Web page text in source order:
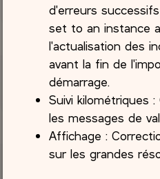
d'erreurs
set to an instance
l'actualisation des
avant la fin de
démarrage.
Suivi kilométriques
les messages de
Affichage :
sur les grandes